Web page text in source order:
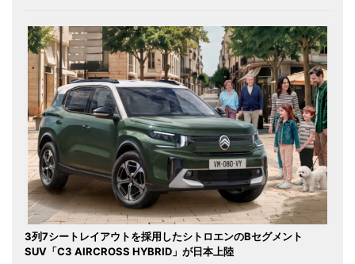
3列7シートレイアウトを採用したシトロエンのBセグメント
SUV「C3 AIRCROSS HYBRID」が日本上陸